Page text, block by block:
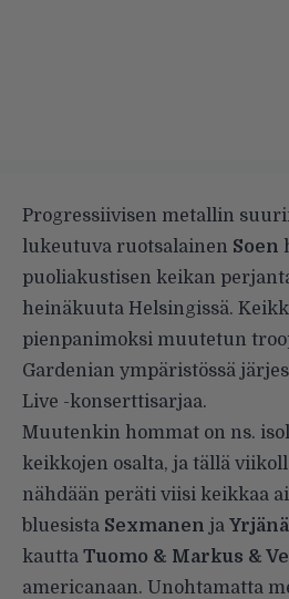
Progressiivisen metallin
lukeutuva ruotsalainen Soen
puoliakustisen keikan
heinäkuuta Helsingissä.
pienpanimoksi muutetun
Gardenian ympäristössä
Live -konserttisarjaa.
Muutenkin hommat on ns.
keikkojen osalta, ja tällä
nähdään peräti viisi keikkaa
bluesista Sexmanen ja
kautta Tuomo & Markus &
americanaan. Unohtamatta